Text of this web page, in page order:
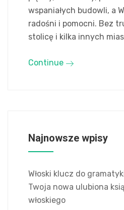
wspaniałych budowli, a
radośni i pomocni. Bez
stolicę i kilka innych
Continue
Najnowsze wpisy
Włoski klucz do
Twoja nowa ulubiona
włoskiego